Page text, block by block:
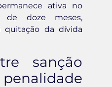
ativa no
de doze meses,
quitação da dívida
sanção